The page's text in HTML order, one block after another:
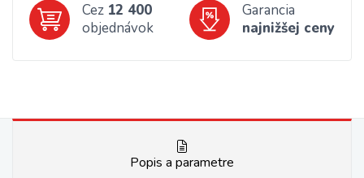
Cez 12 400
objednávok
Garancia
najnižšej ceny
Popis a parametre